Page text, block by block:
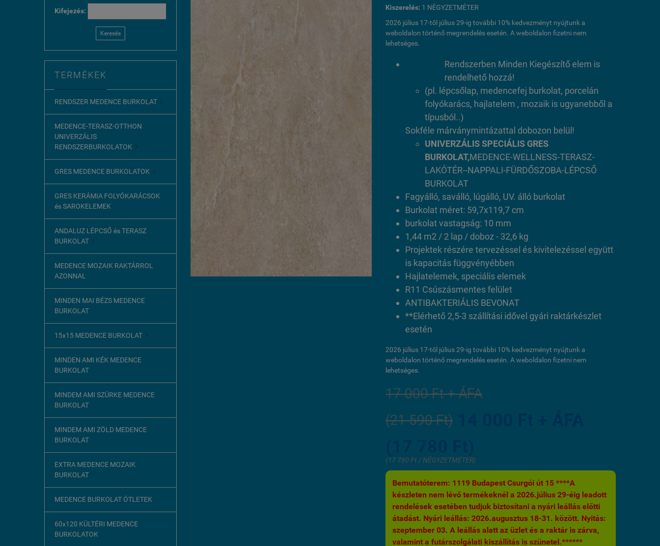
Kifejezés:
Keresés
TERMÉKEK
RENDSZER MEDENCE BURKOLAT 
MEDENCE-TERASZ-OTTHON
UNIVERZÁLIS
RENDSZERBURKOLATOK 
GRES MEDENCE BURKOLATOK 
GRES KERÁMIA FOLYÓKARÁCSOK
és SAROKELEMEK
ANDALUZ LÉPCSŐ és TERASZ
BURKOLAT 
MEDENCE MOZAIK RAKTÁRROL
AZONNAL
MINDEN MAI BÉZS MEDENCE
BURKOLAT
15x15 MEDENCE BURKOLAT 
MINDEN AMI KÉK MEDENCE
BURKOLAT
MINDEM AMI SZÜRKE MEDENCE
BURKOLAT
MINDEM AMI ZÖLD MEDENCE
BURKOLAT
EXTRA MEDENCE MOZAIK
BURKOLAT
MEDENCE BURKOLAT ÖTLETEK
60x120 KÜLTÉRI MEDENCE
BURKOLATOK
Kiszerelés: 1 NÉGYZETMÉTER
2026 július 17-től július 29-ig további 10% kedvezményt nyújtunk a
weboldalon történő megrendelés esetén. A weboldalon fizetni nem
lehetséges.
Rendszerben Minden Kiegészítő elem is
rendelhető hozzá!
(pl. lépcsőlap, medencefej burkolat, porcelán
folyókarács, hajlatelem , mozaik is ugyanebből a
típusból..)
Sokféle márványmintázattal dobozon belül!
UNIVERZÁLIS SPECIÁLIS GRES
BURKOLAT,MEDENCE-WELLNESS-TERASZ-
LAKÓTÉR--NAPPALI-FÜRDŐSZOBA-LÉPCSŐ
BURKOLAT
Fagyálló, saválló, lúgálló, UV. álló burkolat
Burkolat méret: 59,7x119,7 cm
burkolat vastagság: 10 mm
1,44 m2 / 2 lap / doboz - 32,6 kg
Projektek részére tervezéssel és kivitelezéssel együtt
is kapacitás függvényébben
Hajlatelemek, speciális elemek
R11 Csúszásmentes felület
ANTIBAKTERIÁLIS BEVONAT
**Elérhető 2,5-3 szállítási idővel gyári raktárkészlet
esetén
2026 július 17-től július 29-ig további 10% kedvezményt nyújtunk a
weboldalon történő megrendelés esetén. A weboldalon fizetni nem
lehetséges.
17 000 Ft + ÁFA
(21 590 Ft)
(17 780 Ft / NÉGYZETMÉTER)
Bemutatóterem: 1119 Budapest Csurgói út 15 ****A
készleten nem lévő termékeknél a 2026.július 29-éig leadott
rendelések esetében tudjuk biztosítani a nyári leállás előtti
átadást. Nyári leállás: 2026.augusztus 18-31. között. Nyitás:
szeptember 03. A leállás alatt az üzlet és a raktár is zárva,
valamint a futárszolgálati kiszállítás is szünetel.******